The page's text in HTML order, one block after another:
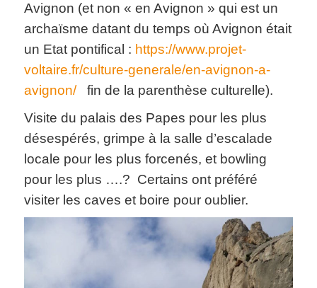
Avignon (et non « en Avignon » qui est un
archaïsme datant du temps où Avignon était
un Etat pontifical : https://www.projet-
voltaire.fr/culture-generale/en-avignon-a-
avignon/fin de la parenthèse culturelle).
Visite du palais des Papes pour les plus
désespérés, grimpe à la salle d’escalade
locale pour les plus forcenés, et bowling
pour les plus ….? Certains ont préféré
visiter les caves et boire pour oublier.